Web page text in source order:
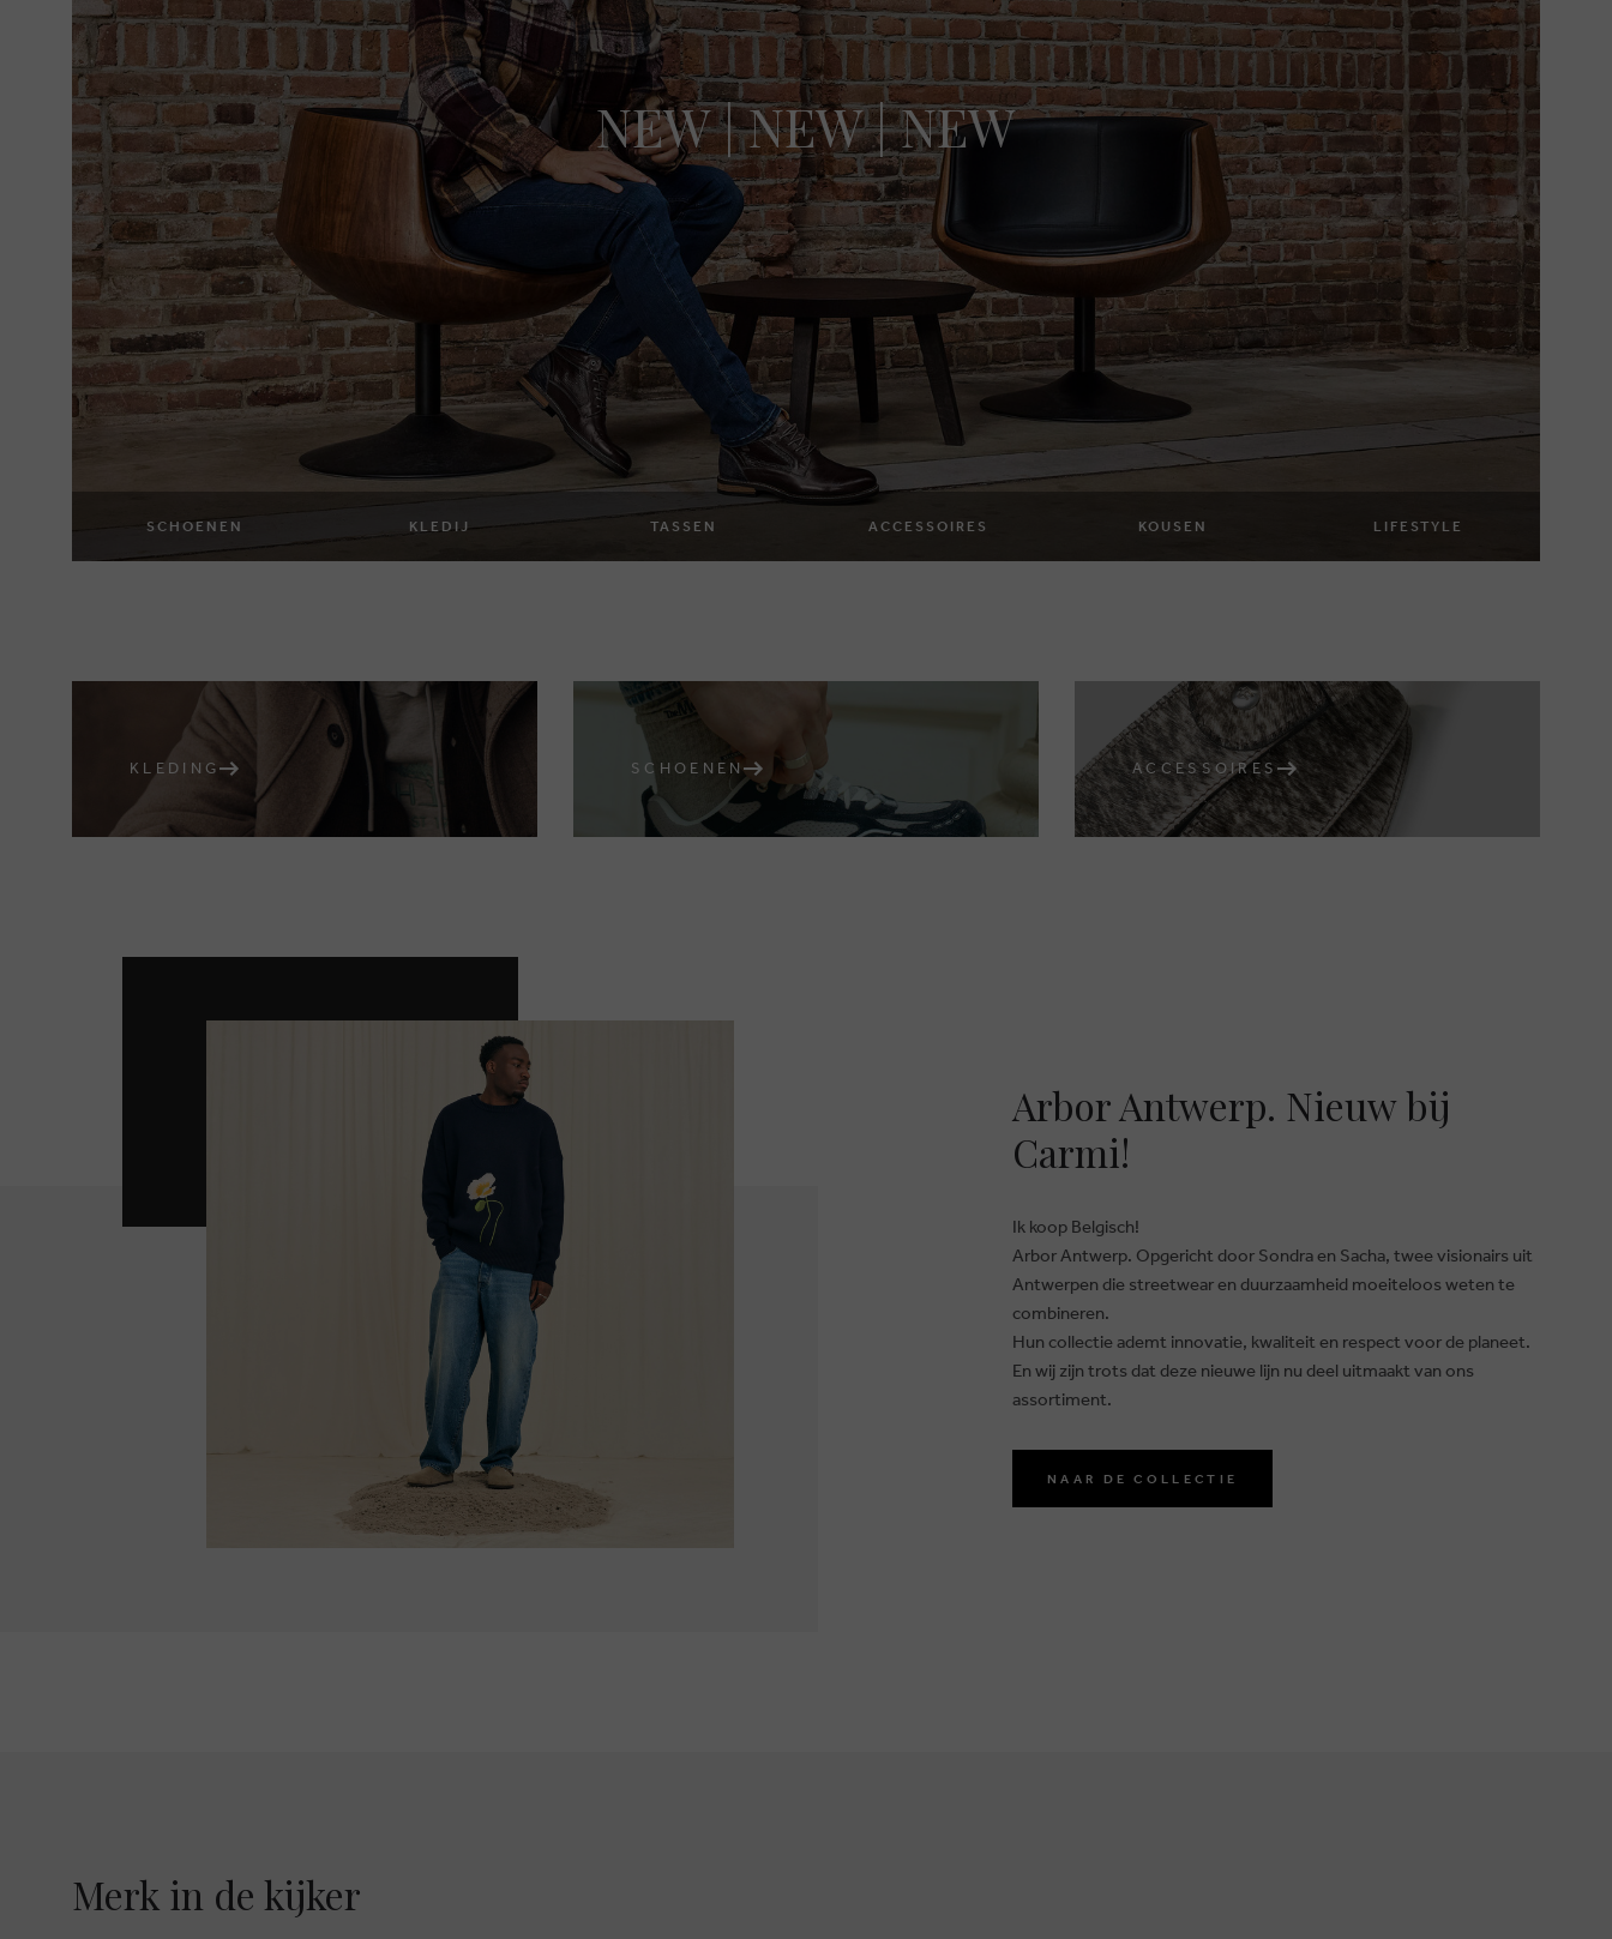
NEW | NEW | NEW
SCHOENEN KLEDIJ TASSEN ACCESSOIRES KOUSEN LIFESTYLE
KLEDING SCHOENEN ACCESSOIRES
Arbor Antwerp. Nieuw bij
Carmi!
Ik koop Belgisch!
Arbor Antwerp. Opgericht door Sondra en Sacha, twee visionairs uit
Antwerpen die streetwear en duurzaamheid moeiteloos weten te
combineren.
Hun collectie ademt innovatie, kwaliteit en respect voor de planeet.
En wij zijn trots dat deze nieuwe lijn nu deel uitmaakt van ons
assortiment.
NAAR DE COLLECTIE
Merk in de kijker